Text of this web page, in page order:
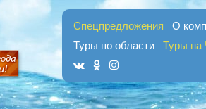
Спецпредложения О
Туры по области
Туры на